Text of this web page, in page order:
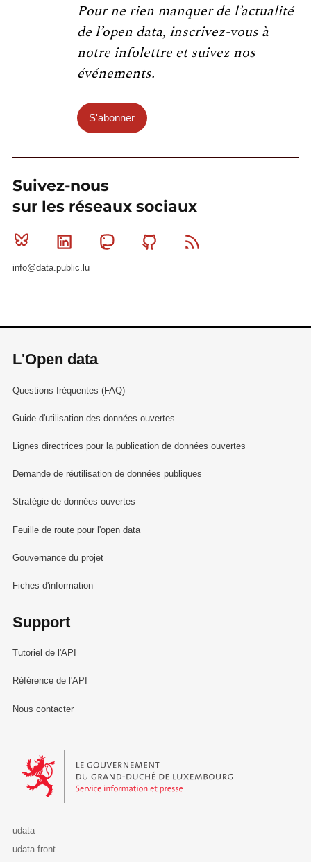
Pour ne rien manquer de l’actualité
de l’open data, inscrivez-vous à
notre infolettre et suivez nos
événements.
S'abonner
Suivez-nous
sur les réseaux sociaux
Bluesky Linkedin MastodonGithub
info@data.public.lu
L'Open data
Questions fréquentes (FAQ)
Guide d'utilisation des données ouvertes
Lignes directrices pour la publication de données ouvertes
Demande de réutilisation de données publiques
Stratégie de données ouvertes
Feuille de route pour l'open data
Gouvernance du projet
Fiches d'information
Support
Tutoriel de l'API
Référence de l'API
Nous contacter
Le Gouvernement du Grand-Duché de Luxembourg - Service
udata
udata-front